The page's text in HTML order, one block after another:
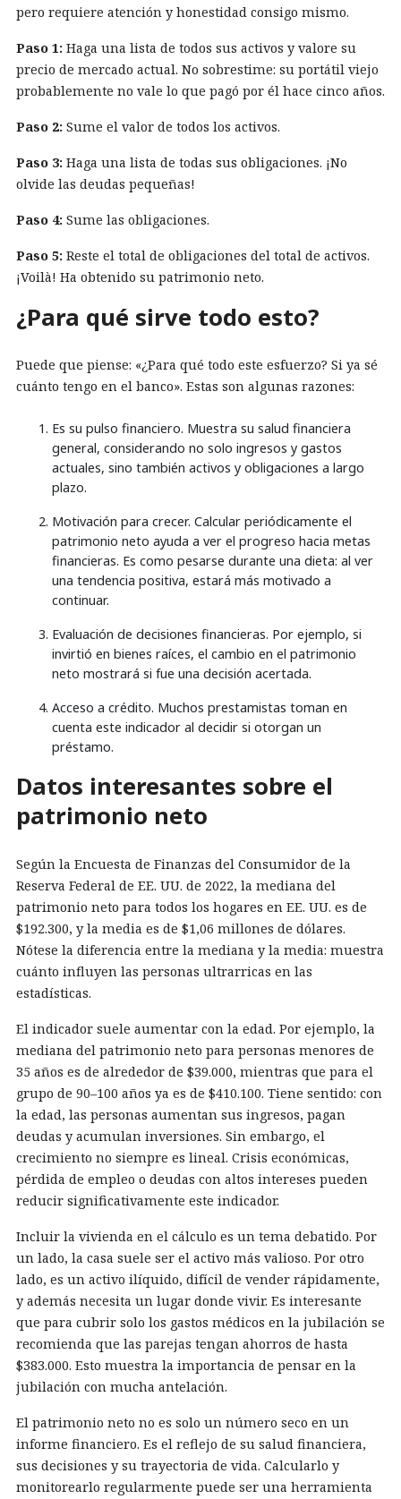
pero requiere atención y honestidad consigo mismo.
Paso 1: Haga una lista de todos sus activos y valore su
precio de mercado actual. No sobrestime: su portátil viejo
probablemente no vale lo que pagó por él hace cinco años.
Paso 2: Sume el valor de todos los activos.
Paso 3: Haga una lista de todas sus obligaciones. ¡No
olvide las deudas pequeñas!
Paso 4: Sume las obligaciones.
Paso 5: Reste el total de obligaciones del total de activos.
¡Voilà! Ha obtenido su patrimonio neto.
¿Para qué sirve todo esto?
Puede que piense: «¿Para qué todo este esfuerzo? Si ya sé
cuánto tengo en el banco». Estas son algunas razones:
Es su pulso financiero. Muestra su salud financiera
general, considerando no solo ingresos y gastos
actuales, sino también activos y obligaciones a largo
plazo.
Motivación para crecer. Calcular periódicamente el
patrimonio neto ayuda a ver el progreso hacia metas
financieras. Es como pesarse durante una dieta: al ver
una tendencia positiva, estará más motivado a
continuar.
Evaluación de decisiones financieras. Por ejemplo, si
invirtió en bienes raíces, el cambio en el patrimonio
neto mostrará si fue una decisión acertada.
Acceso a crédito. Muchos prestamistas toman en
cuenta este indicador al decidir si otorgan un
préstamo.
Datos interesantes sobre el
patrimonio neto
Según la Encuesta de Finanzas del Consumidor de la
Reserva Federal de EE. UU. de 2022, la mediana del
patrimonio neto para todos los hogares en EE. UU. es de
$192.300, y la media es de $1,06 millones de dólares.
Nótese la diferencia entre la mediana y la media: muestra
cuánto influyen las personas ultrarricas en las
estadísticas.
El indicador suele aumentar con la edad. Por ejemplo, la
mediana del patrimonio neto para personas menores de
35 años es de alrededor de $39.000, mientras que para el
grupo de 90–100 años ya es de $410.100. Tiene sentido: con
la edad, las personas aumentan sus ingresos, pagan
deudas y acumulan inversiones. Sin embargo, el
crecimiento no siempre es lineal. Crisis económicas,
pérdida de empleo o deudas con altos intereses pueden
reducir significativamente este indicador.
Incluir la vivienda en el cálculo es un tema debatido. Por
un lado, la casa suele ser el activo más valioso. Por otro
lado, es un activo ilíquido, difícil de vender rápidamente,
y además necesita un lugar donde vivir. Es interesante
que para cubrir solo los gastos médicos en la jubilación se
recomienda que las parejas tengan ahorros de hasta
$383.000. Esto muestra la importancia de pensar en la
jubilación con mucha antelación.
El patrimonio neto no es solo un número seco en un
informe financiero. Es el reflejo de su salud financiera,
sus decisiones y su trayectoria de vida. Calcularlo y
monitorearlo regularmente puede ser una herramienta